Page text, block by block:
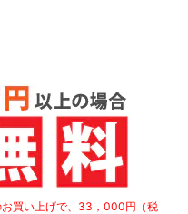
買い上げで、33，000円（税